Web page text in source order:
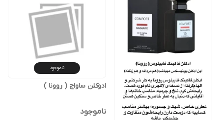
ناموجود
ادوکلن ساواج ( روونا )
ناموجود